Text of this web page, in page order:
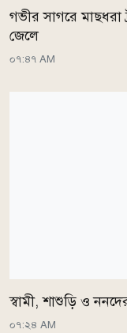
গভীর সাগরে
জেলে
০৭:৪৭ AM
স্বামী, শাশুড়ি ও
০৭:২৪ AM